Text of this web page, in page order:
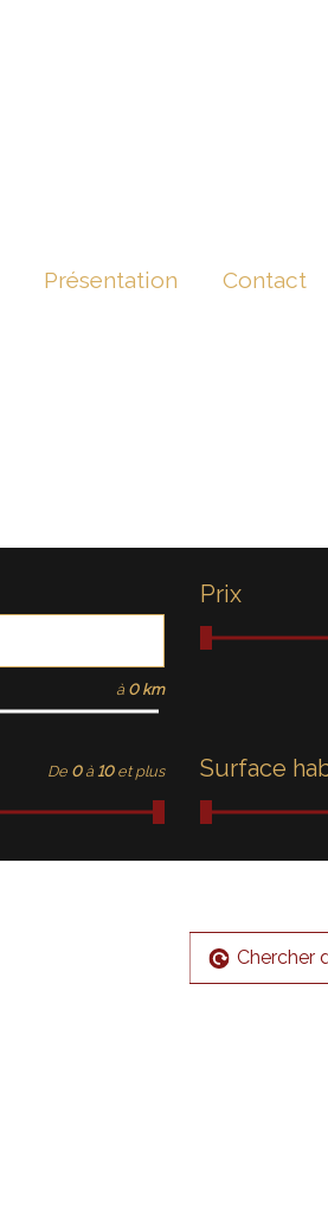
Présentation Contact
à 0 km
Prix
De 0 à 10 et plus Surface
Chercher